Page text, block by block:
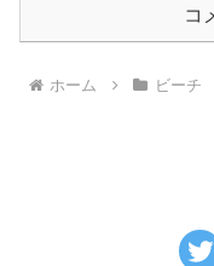
コ
ホーム ビーチ